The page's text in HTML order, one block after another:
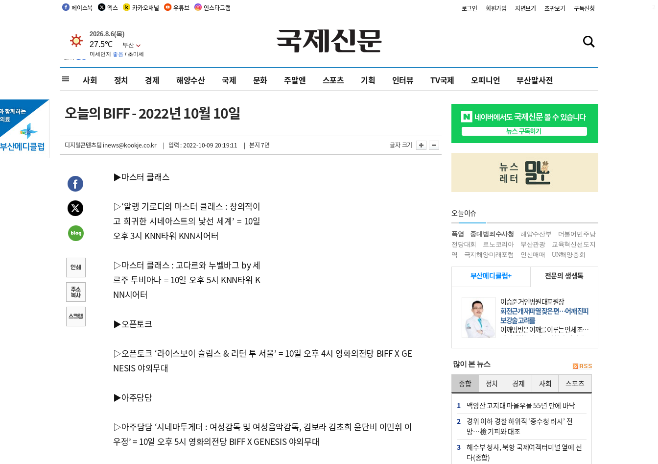
페이스북 엑스 카카오채널 유튜브 인스타그램 로그인 회원가입 지면보기 초판보기 구독신청
사회 정치 경제 해양수산 국제 문화 주말엔 스포츠 기획 인터뷰 TV국제 오피니언 부산말사전
오늘의 BIFF - 2022년 10월 10일
디지털콘텐츠팀 inews@kookje.co.kr | 입력 : 2022-10-09 20:19:11 | 본지 7면 글자 크기
▶마스터 클래스
▷‘알랭 기로디의 마스터 클래스 : 창의적이
고 희귀한 시네아스트의 낯선 세계’ = 10일
오후 3시 KNN타워 KNN시어터
▷마스터 클래스 : 고다르와 누벨바그 by 세
르주 투비아나 = 10일 오후 5시 KNN타워 K
NN시어터
▶오픈토크
▷오픈토크 ‘라이스보이 슬립스 & 리턴 투 서울’ = 10일 오후 4시 영화의전당 BIFF X GE
NESIS 야외무대
▶아주담담
▷아주담담 ‘시네마투게더 : 여성감독 및 여성음악감독, 김보라 김초희 윤단비 이민휘 이
우정’ = 10일 오후 5시 영화의전당 BIFF X GENESIS 야외무대
오늘이슈
폭염 중대범죄수사청 해양수산부
더불어민주당
전당대회
르노코리아 부산관광
교육혁신선도지
역
극지해양미래포럼 인신매매 UN해양총회
부산메디클럽+ 전문의 생생톡
이승준 거인병원 대표원장
회전근개 재파열 잦은 편…어깨 진피
보강술 고려를
어깨병변은 어깨를 이루는 인체 조직
에 발생하는 손상을 말한다. 여기에
는 오십견과 회전근개 증후군, 어깨
많이 본 뉴스
종합 정치 경제 사회 스포츠
1
백양산 고지대 마을우물 55년 만에 바닥
2
경위 이하 경찰 하위직 ‘중수청 러시’ 전
망…檢 기피와 대조
3
해수부 청사, 북항 국제여객터미널 옆에 선
다(종합)